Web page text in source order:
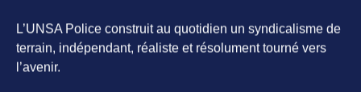
L’UNSA Police construit au quotidien un syndicalisme de
terrain, indépendant, réaliste et résolument tourné vers
l’avenir.